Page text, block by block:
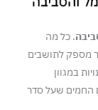
. כל מה
מספק לתושבים
במגוון
החמים שעל סדר